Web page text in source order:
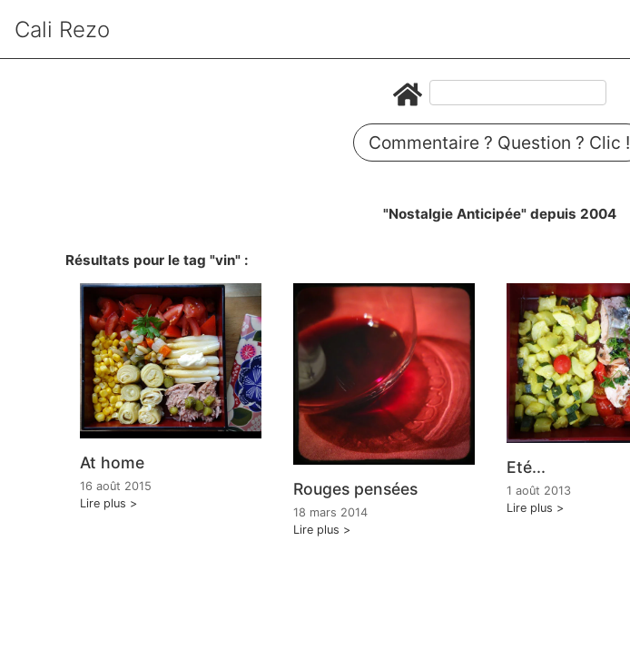
Cali Rezo
Commentaire ? Question ? Clic !
"Nostalgie Anticipée" depuis 2004
Résultats pour le tag "vin" :
At home
16 août 2015
Lire plus
Rouges pensées
18 mars 2014
Lire plus
Eté...
1 août 2013
Lire plus